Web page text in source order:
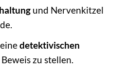
und Nervenkitzel
detektivischen
zu stellen.